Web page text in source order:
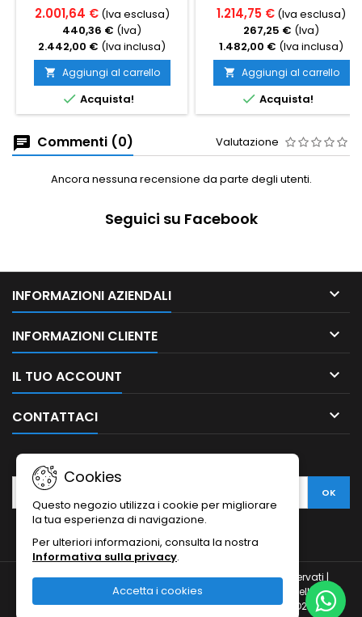
2.001,64 € (Iva esclusa)
440,36 € (Iva)
2.442,00 € (Iva inclusa)
 Aggiungi al carrello
 Acquista!
1.214,75 € (Iva esclusa)
267,25 € (Iva)
1.482,00 € (Iva inclusa)
 Aggiungi al carrello
 Acquista!
Commenti (0) Valutazione
Ancora nessuna recensione da parte degli utenti.
Seguici su Facebook
INFORMAZIONI AZIENDALI 
INFORMAZIONI CLIENTE 
IL TUO ACCOUNT 
CONTATTACI 
Cookies
Questo negozio utilizza i cookie per migliorare
la tua esperienza di navigazione.
Per ulteriori informazioni, consulta la nostra
Informativa sulla privacy.
Accetta i cookies
NEWSLETTER
© Copyright 2010-2026 Ristodesk : tutti i diritti sono riservati |
Ristodesk di Pasquale Di Carluccio | via Francesco Spinelli, 104 |
84088- Siano (SA) | P.IVA 04793260656 e C.F. DCRPQL78D21I720H |